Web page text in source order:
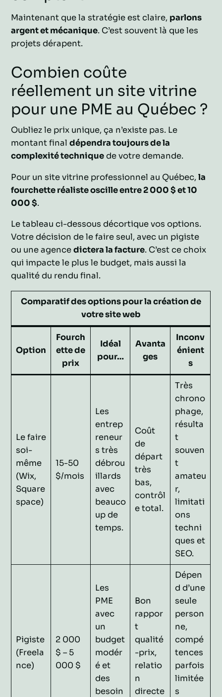
Maintenant que la stratégie est claire, parlons
argent et mécanique. C’est souvent là que les
projets dérapent.
Combien coûte
réellement un site vitrine
pour une PME au Québec ?
Oubliez le prix unique, ça n’existe pas. Le
montant finaldépendra toujours de la
complexité techniquede votre demande.
Pour un site vitrine professionnel au Québec,la
fourchette réaliste oscille entre 2 000 $ et 10
000 $.
Le tableau ci-dessous décortique vos options.
Votre décision de le faire seul, avec un pigiste
ou une agencedictera la facture. C’est ce choix
qui impacte le plus le budget, mais aussi la
qualité du rendu final.
Comparatif des options pour la création de
votre site web
Option
Fourch
ette de
prix
Idéal
pour…
Avanta
ges
Inconv
énient
s
Le faire
soi-
même
(Wix,
Square
space)
15-50
$/mois
Les
entrep
reneur
s très
débrou
illards
avec
beauco
up de
temps.
Coût
de
départ
très
bas,
contrôl
e total.
Très
chrono
phage,
résulta
t
souven
t
amateu
r,
limitati
ons
techni
ques et
SEO.
Pigiste
(Freela
nce)
2 000
$ – 5
000 $
Les
PME
avec
un
budget
modér
é et
des
besoin
Bon
rappor
t
qualité
-prix,
relatio
n
directe
Dépen
d d’une
seule
person
ne,
compé
tences
parfois
limitée
s